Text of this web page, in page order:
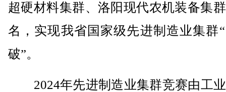
超硬材料集群、洛阳现代农机装备集
名，实现我省国家级先进制造业集群
破”。
2024年先进制造业集群竞赛由工